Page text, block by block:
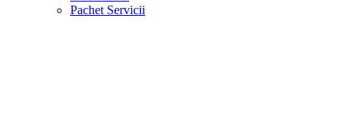
Pachet Servicii